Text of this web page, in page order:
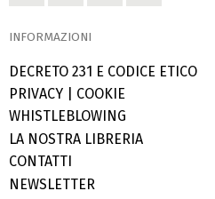
INFORMAZIONI
DECRETO 231 E CODICE ETICO
PRIVACY
COOKIE
WHISTLEBLOWING
LA NOSTRA LIBRERIA
CONTATTI
NEWSLETTER